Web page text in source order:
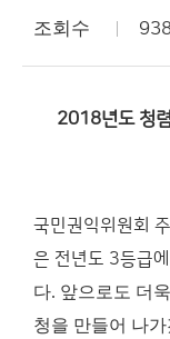
조회수
2018년도 청
국민권익위원회
은 전년도 3등급
다. 앞으로도 더
청을 만들어 나